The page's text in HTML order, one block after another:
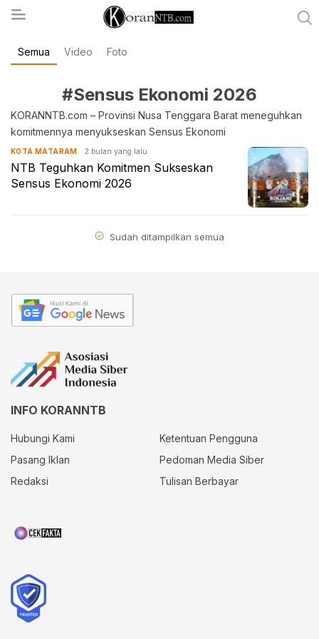
koranntb.com
Semua Video Foto
#Sensus Ekonomi 2026
KORANNTB.com – Provinsi Nusa Tenggara Barat meneguhkan
komitmennya menyukseskan Sensus Ekonomi
KOTA MATARAM 2 bulan yang lalu
NTB Teguhkan Komitmen Sukseskan
Sensus Ekonomi 2026
Sudah ditampilkan semua
INFO KORANNTB
Hubungi Kami
Ketentuan Pengguna
Pasang Iklan
Pedoman Media Siber
Redaksi
Tulisan Berbayar